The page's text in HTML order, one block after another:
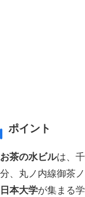
ポイント
お茶の水ビルは、
分、丸ノ内線御茶
日本大学が集まる